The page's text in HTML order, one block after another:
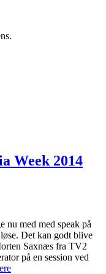
Week 2014
nu med med speak på
Det kan godt blive
Saxnæs fra TV2
på en session ved
Moderator